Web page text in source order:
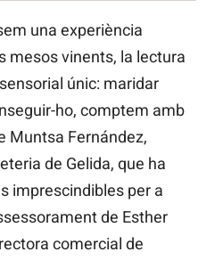
una experiència
mesos vinents, la lectura
únic: maridar
ho, comptem amb
Muntsa Fernández,
de Gelida, que ha
imprescindibles per a
de Esther
comercial de